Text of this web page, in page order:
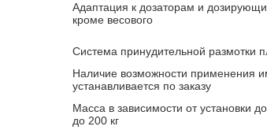
Адаптация к дозаторам и
кроме весового
Система принудительной размотки
Наличие возможности применения
устанавливается по заказу
Масса в зависимости от установки
до 200 кг